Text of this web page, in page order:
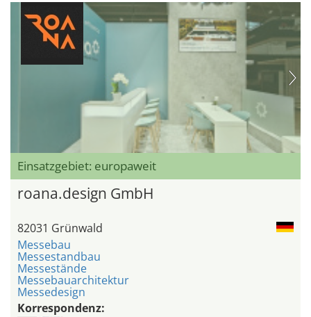
Einsatzgebiet: europaweit
roana.design GmbH
82031 Grünwald
Messebau
Messestandbau
Messestände
Messebauarchitektur
Messedesign
Korrespondenz: